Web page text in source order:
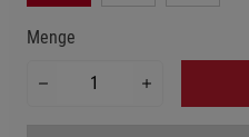
Menge